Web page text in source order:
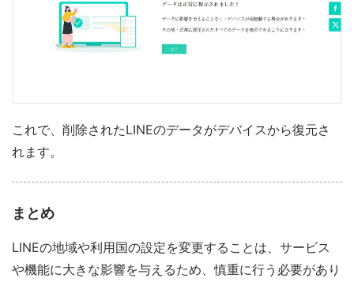
これで、削除されたLINEのデータがデバイスから復元さ
れます。
まとめ
LINEの地域や利用国の設定を変更することは、サービス
や機能に大きな影響を与えるため、慎重に行う必要があり